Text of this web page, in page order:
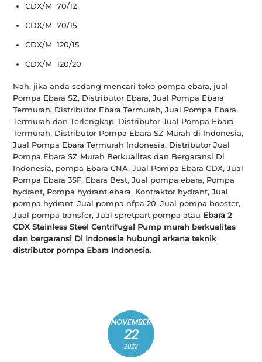
CDX/M 70/12
CDX/M 70/15
CDX/M 120/15
CDX/M 120/20
Nah, jika anda sedang mencari toko pompa ebara, jual
Pompa Ebara SZ, Distributor Ebara, Jual Pompa Ebara
Termurah, Distributor Ebara Termurah, Jual Pompa Ebara
Termurah dan Terlengkap, Distributor Jual Pompa Ebara
Termurah, Distributor Pompa Ebara SZ Murah di Indonesia,
Jual Pompa Ebara Termurah Indonesia, Distributor Jual
Pompa Ebara SZ Murah Berkualitas dan Bergaransi Di
Indonesia, pompa Ebara CNA, Jual Pompa Ebara CDX, Jual
Pompa Ebara 3SF, Ebara Best, Jual pompa ebara, Pompa
hydrant, Pompa hydrant ebara, Kontraktor hydrant, Jual
pompa hydrant, Jual pompa nfpa 20, Jual pompa booster,
Jual pompa transfer, Jual spretpart pompa atau Ebara 2
CDX Stainless Steel Centrifugal Pump murah berkualitas
dan bergaransi Di Indonesia hubungi arkana teknik
distributor pompa Ebara Indonesia.
NOVEMBER
22
2023